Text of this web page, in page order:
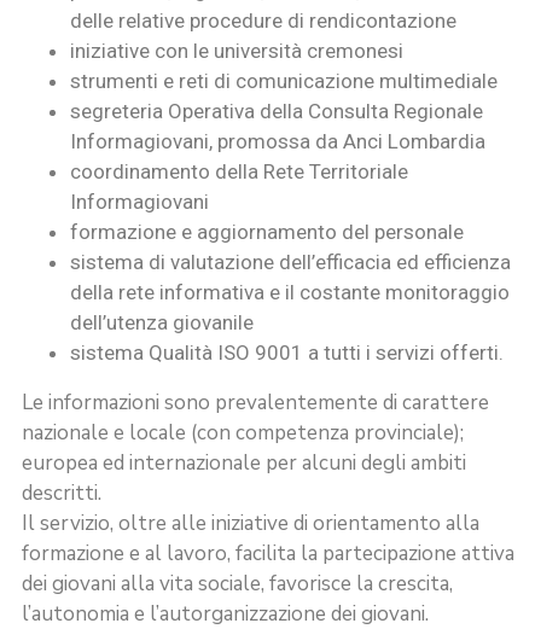
delle relative procedure di rendicontazione
iniziative con le università cremonesi
strumenti e reti di comunicazione multimediale
segreteria Operativa della Consulta Regionale
Informagiovani, promossa da Anci Lombardia
coordinamento della Rete Territoriale
Informagiovani
formazione e aggiornamento del personale
sistema di valutazione dell’efficacia ed efficienza
della rete informativa e il costante monitoraggio
dell’utenza giovanile
sistema Qualità ISO 9001 a tutti i servizi offerti.
Le informazioni sono prevalentemente di carattere
nazionale e locale (con competenza provinciale);
europea ed internazionale per alcuni degli ambiti
descritti.
Il servizio, oltre alle iniziative di orientamento alla
formazione e al lavoro, facilita la partecipazione attiva
dei giovani alla vita sociale, favorisce la crescita,
l’autonomia e l’autorganizzazione dei giovani.